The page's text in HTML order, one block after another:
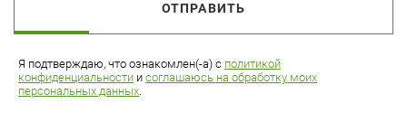
ОТПРАВИТЬ
Я подтверждаю, что ознакомлен(-а) с политикой
конфиденциальности и соглашаюсь на обработку моих
персональных данных.